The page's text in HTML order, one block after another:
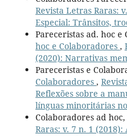
Revista Letras Raras:
Especial: Trânsitos,
Pareceristas ad. hoc e
hoc e Colaboradores ,
(2020): Narrativas
Pareceristas e
Colaboradores ,
Reflexões sobre a
línguas minoritárias
Colaboradores ad hoc,
Raras: v. 7 n. 1